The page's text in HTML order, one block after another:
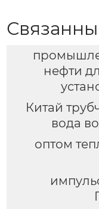
нефти
Китай
вода
оптом